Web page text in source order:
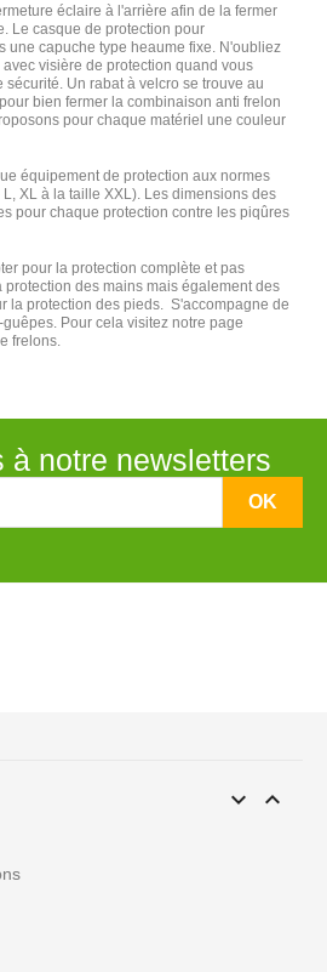
éclaire à l'arrière afin de la fermer
Le casque de protection pour
une capuche type heaume fixe. N'oubliez
visière de protection quand vous
Un rabat à velcro se trouve au
bien fermer la combinaison anti frelon
pour chaque matériel une couleur
équipement de protection aux normes
XL à la taille XXL). Les dimensions des
pour chaque protection contre les piqûres
pour la protection complète et pas
des mains mais également des
la protection des pieds. S'accompagne de
Pour cela visitez notre page
frelons.
à notre newsletters
 